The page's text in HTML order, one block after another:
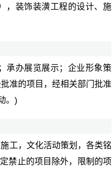
，装饰装潢工程的设计、施
承办展览展示；企业形象策
准的项目，经相关部门批准
。)
工，文化活动策划，各类铭
禁止的项目除外，限制的项